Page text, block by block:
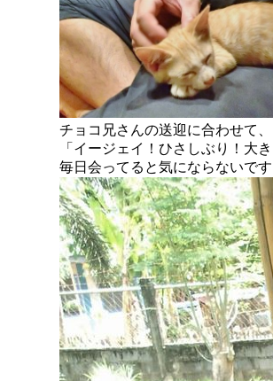
チョコ兄さんの送迎に合わせて、
「イージェイ！ひさしぶり！大
毎日会ってると気にならないで